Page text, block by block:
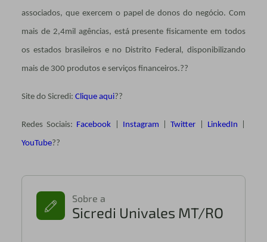
associados, que exercem o papel de donos do negócio. Com
mais de 2,4mil agências, está presente fisicamente em todos
os estados brasileiros e no Distrito Federal, disponibilizando
mais de 300 produtos e serviços financeiros.??
Site do Sicredi: Clique aqui??
Redes Sociais: Facebook Instagram |Twitter LinkedIn
YouTube??
Sobre a
Sicredi Univales MT/RO